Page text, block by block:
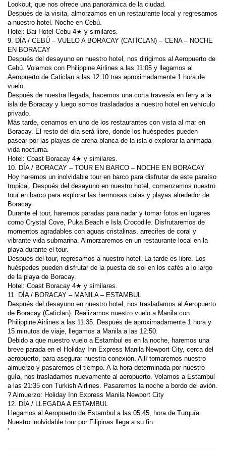
Después de la visita, almorzamos en un restaurante local y regresamos
9. DÍA / CEBÚ – VUELO A BORACAY (CATİCLAN) – CENA – NOCHE
Después del desayuno en nuestro hotel, nos dirigimos al Aeropuerto de
Cebú. Volamos con Philippine Airlines a las 11:05 y llegamos al
Aeropuerto de Caticlan a las 12:10 tras aproximadamente 1 hora de
Después de nuestra llegada, hacemos una corta travesía en ferry a la
isla de Boracay y luego somos trasladados a nuestro hotel en vehículo
Más tarde, cenamos en uno de los restaurantes con vista al mar en
Boracay. El resto del día será libre, donde los huéspedes pueden
pasear por las playas de arena blanca de la isla o explorar la animada
Hoy haremos un inolvidable tour en barco para disfrutar de este paraíso
tropical. Después del desayuno en nuestro hotel, comenzamos nuestro
tour en barco para explorar las hermosas calas y playas alrededor de
Durante el tour, haremos paradas para nadar y tomar fotos en lugares
como Crystal Cove, Puka Beach e Isla Crocodile. Disfrutaremos de
momentos agradables con aguas cristalinas, arrecifes de coral y
vibrante vida submarina. Almorzaremos en un restaurante local en la
Después del tour, regresamos a nuestro hotel. La tarde es libre. Los
huéspedes pueden disfrutar de la puesta de sol en los cafés a lo largo
Después del desayuno en nuestro hotel, nos trasladamos al Aeropuerto
de Boracay (Caticlan). Realizamos nuestro vuelo a Manila con
Philippine Airlines a las 11:35. Después de aproximadamente 1 hora y
Debido a que nuestro vuelo a Estambul es en la noche, haremos una
breve parada en el Holiday Inn Express Manila Newport City, cerca del
aeropuerto, para asegurar nuestra conexión. Allí tomaremos nuestro
almuerzo y pasaremos el tiempo. A la hora determinada por nuestro
guía, nos trasladamos nuevamente al aeropuerto. Volamos a Estambul
Llegamos al Aeropuerto de Estambul a las 05:45, hora de Turquía.
Nuestro inolvidable tour por Filipinas llega a su fin.
'